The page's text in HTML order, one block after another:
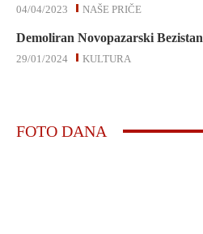
NAŠE PRIČE
04/04/2023
Demoliran Novopazarski Bezistan
KULTURA
29/01/2024
FOTO DANA